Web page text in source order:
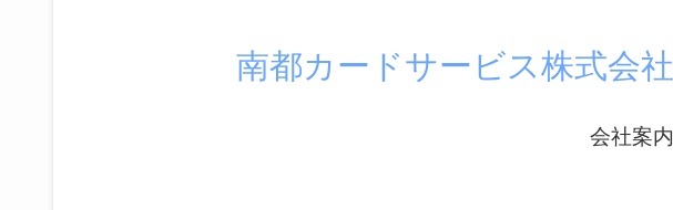
南都カードサービス株式会社
会社案内